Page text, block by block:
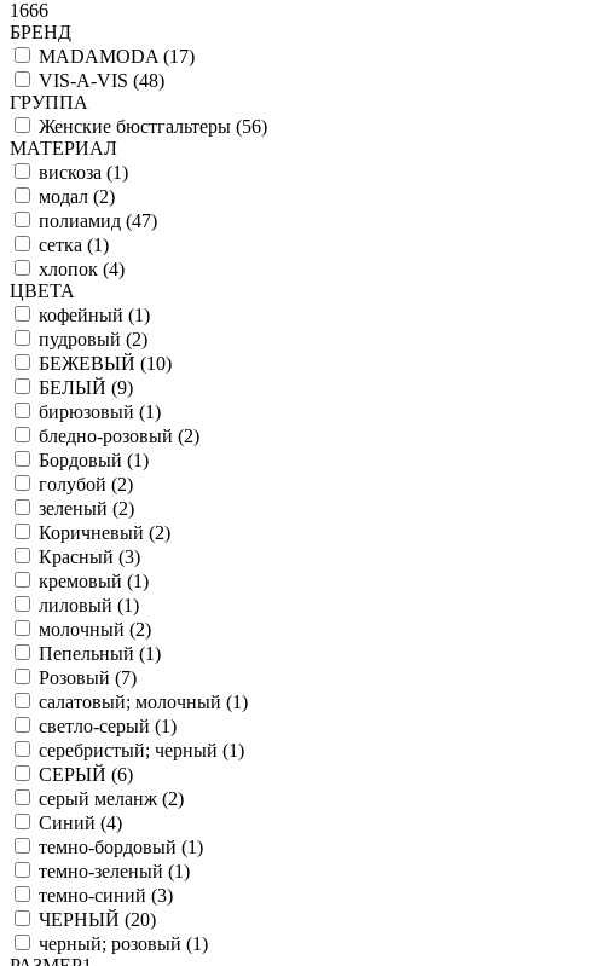
1666
БРЕНД
MADAMODA (17)
VIS-A-VIS (48)
ГРУППА
Женские бюстгальтеры (56)
МАТЕРИАЛ
вискоза (1)
модал (2)
полиамид (47)
сетка (1)
хлопок (4)
ЦВЕТА
кофейный (1)
пудровый (2)
БЕЖЕВЫЙ (10)
БЕЛЫЙ (9)
бирюзовый (1)
бледно-розовый (2)
Бордовый (1)
голубой (2)
зеленый (2)
Коричневый (2)
Красный (3)
кремовый (1)
лиловый (1)
молочный (2)
Пепельный (1)
Розовый (7)
салатовый; молочный (1)
светло-серый (1)
серебристый; черный (1)
СЕРЫЙ (6)
серый меланж (2)
Синий (4)
темно-бордовый (1)
темно-зеленый (1)
темно-синий (3)
ЧЕРНЫЙ (20)
черный; розовый (1)